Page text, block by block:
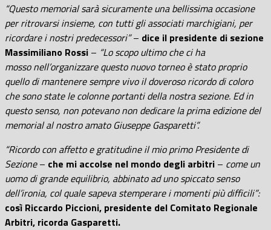
“Questo memorial sarà sicuramente una bellissima occasione
per ritrovarsi insieme, con tutti gli associati marchigiani, per
ricordare i nostri predecessori”– dice il presidente di sezione
Massimiliano Rossi – “Lo scopo ultimo che ci ha
mosso nell’organizzare questo nuovo torneo è stato proprio
quello di mantenere sempre vivo il doveroso ricordo di coloro
che sono state le colonne portanti della nostra sezione. Ed in
questo senso, non potevano non dedicare la prima edizione del
memorial al nostro amato Giuseppe Gasparetti”.
“Ricordo con affetto e gratitudine il mio primo Presidente di
Sezione– che mi accolse nel mondo degli arbitri – come un
uomo di grande equilibrio, abbinato ad uno spiccato senso
dell’ironia, col quale sapeva stemperare i momenti più difficili”:
così Riccardo Piccioni, presidente del Comitato Regionale
Arbitri, ricorda Gasparetti.